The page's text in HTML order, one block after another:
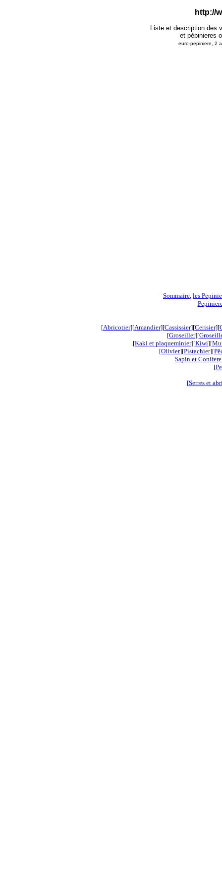
http://
Liste et description des
et pépinieres
euro-pepiniere, 2
Sommaire, les
[Abricotier][Amandier][Cassissier][Cerisier][
[Groseiller][
[Kaki et plaqueminier][Kiwi][
[Olivier][Pistachier][
Sapin et Conifere
[
[Serres et